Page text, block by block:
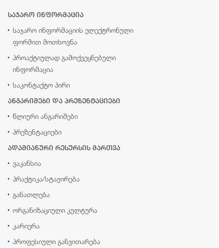
საჯარო ინფორმაცია
საჯარო ინფორმაციის ელექტრონული
ფორმით მოთხოვნა
პროაქტიულად გამოქვეყნებული
ინფორმაცია
საკონტაქტო პირი
ანგარიშები და პრეზენტაციები
წლიური ანგარიშები
პრეზენტაციები
ადამიანური რესურსის მართვა
ვაკანსია
პრაქტიკა/სტაჟირება
განათლება
ორგანიზაციული კულტურა
კარიერა
პროფესიული განვითარება